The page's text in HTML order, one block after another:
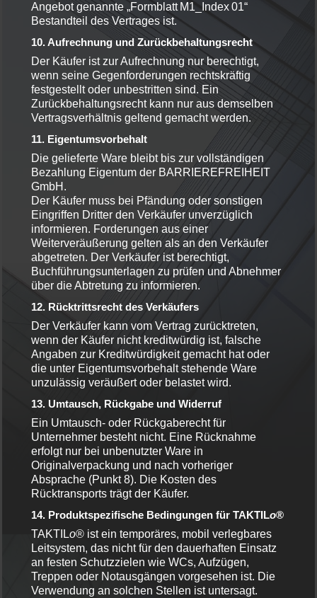
Angebot genannte „Formblatt M1_Index 01“
Bestandteil des Vertrages ist.
10. Aufrechnung und Zurückbehaltungsrecht
Der Käufer ist zur Aufrechnung nur berechtigt,
wenn seine Gegenforderungen rechtskräftig
festgestellt oder unbestritten sind. Ein
Zurückbehaltungsrecht kann nur aus demselben
Vertragsverhältnis geltend gemacht werden.
11. Eigentumsvorbehalt
Die gelieferte Ware bleibt bis zur vollständigen
Bezahlung Eigentum der BARRIEREFREIHEIT
GmbH.
Der Käufer muss bei Pfändung oder sonstigen
Eingriffen Dritter den Verkäufer unverzüglich
informieren. Forderungen aus einer
Weiterveräußerung gelten als an den Verkäufer
abgetreten. Der Verkäufer ist berechtigt,
Buchführungsunterlagen zu prüfen und Abnehmer
über die Abtretung zu informieren.
12. Rücktrittsrecht des Verkäufers
Der Verkäufer kann vom Vertrag zurücktreten,
wenn der Käufer nicht kreditwürdig ist, falsche
Angaben zur Kreditwürdigkeit gemacht hat oder
die unter Eigentumsvorbehalt stehende Ware
unzulässig veräußert oder belastet wird.
13. Umtausch, Rückgabe und Widerruf
Ein Umtausch- oder Rückgaberecht für
Unternehmer besteht nicht. Eine Rücknahme
erfolgt nur bei unbenutzter Ware in
Originalverpackung und nach vorheriger
Absprache (Punkt 8). Die Kosten des
Rücktransports trägt der Käufer.
14. Produktspezifische Bedingungen für TAKTILo®
TAKTILo® ist ein temporäres, mobil verlegbares
Leitsystem, das nicht für den dauerhaften Einsatz
an festen Schutzzielen wie WCs, Aufzügen,
Treppen oder Notausgängen vorgesehen ist. Die
Verwendung an solchen Stellen ist untersagt.